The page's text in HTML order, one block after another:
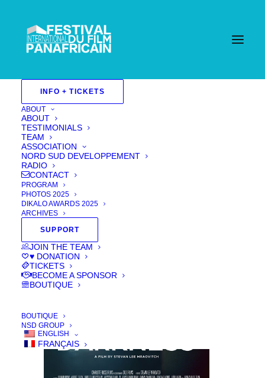
INFO + TICKETS
ABOUT
ABOUT
TESTIMONIALS
TEAM
ASSOCIATION
NORD SUD DEVELOPPEMENT
RADIO
CONTACT
PROGRAM
PHOTOS 2025
DIKALO AWARDS 2025
ARCHIVES
SUPPORT
JOIN THE TEAM
♥ DONATION
TICKETS
BECOME A SPONSOR
BOUTIQUE
BOUTIQUE
NSD GROUP
ENGLISH
FRANÇAIS
Events - Festival International Du Film Pan Africain
(WHERE THERE IS LOVE, THERE IS NO
DARKNESS)